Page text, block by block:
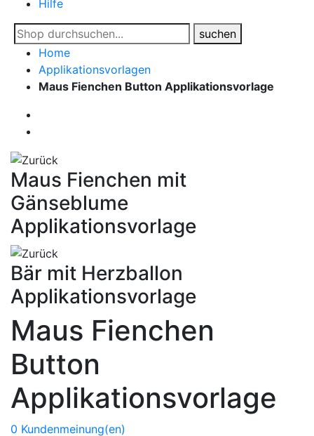
Hilfe
suchen
Home
Applikationsvorlagen
Maus Fienchen Button Applikationsvorlage
Maus Fienchen mit
Gänseblume
Applikationsvorlage
Bär mit Herzballon
Applikationsvorlage
Maus Fienchen
Button
Applikationsvorlage
0 Kundenmeinung(en)